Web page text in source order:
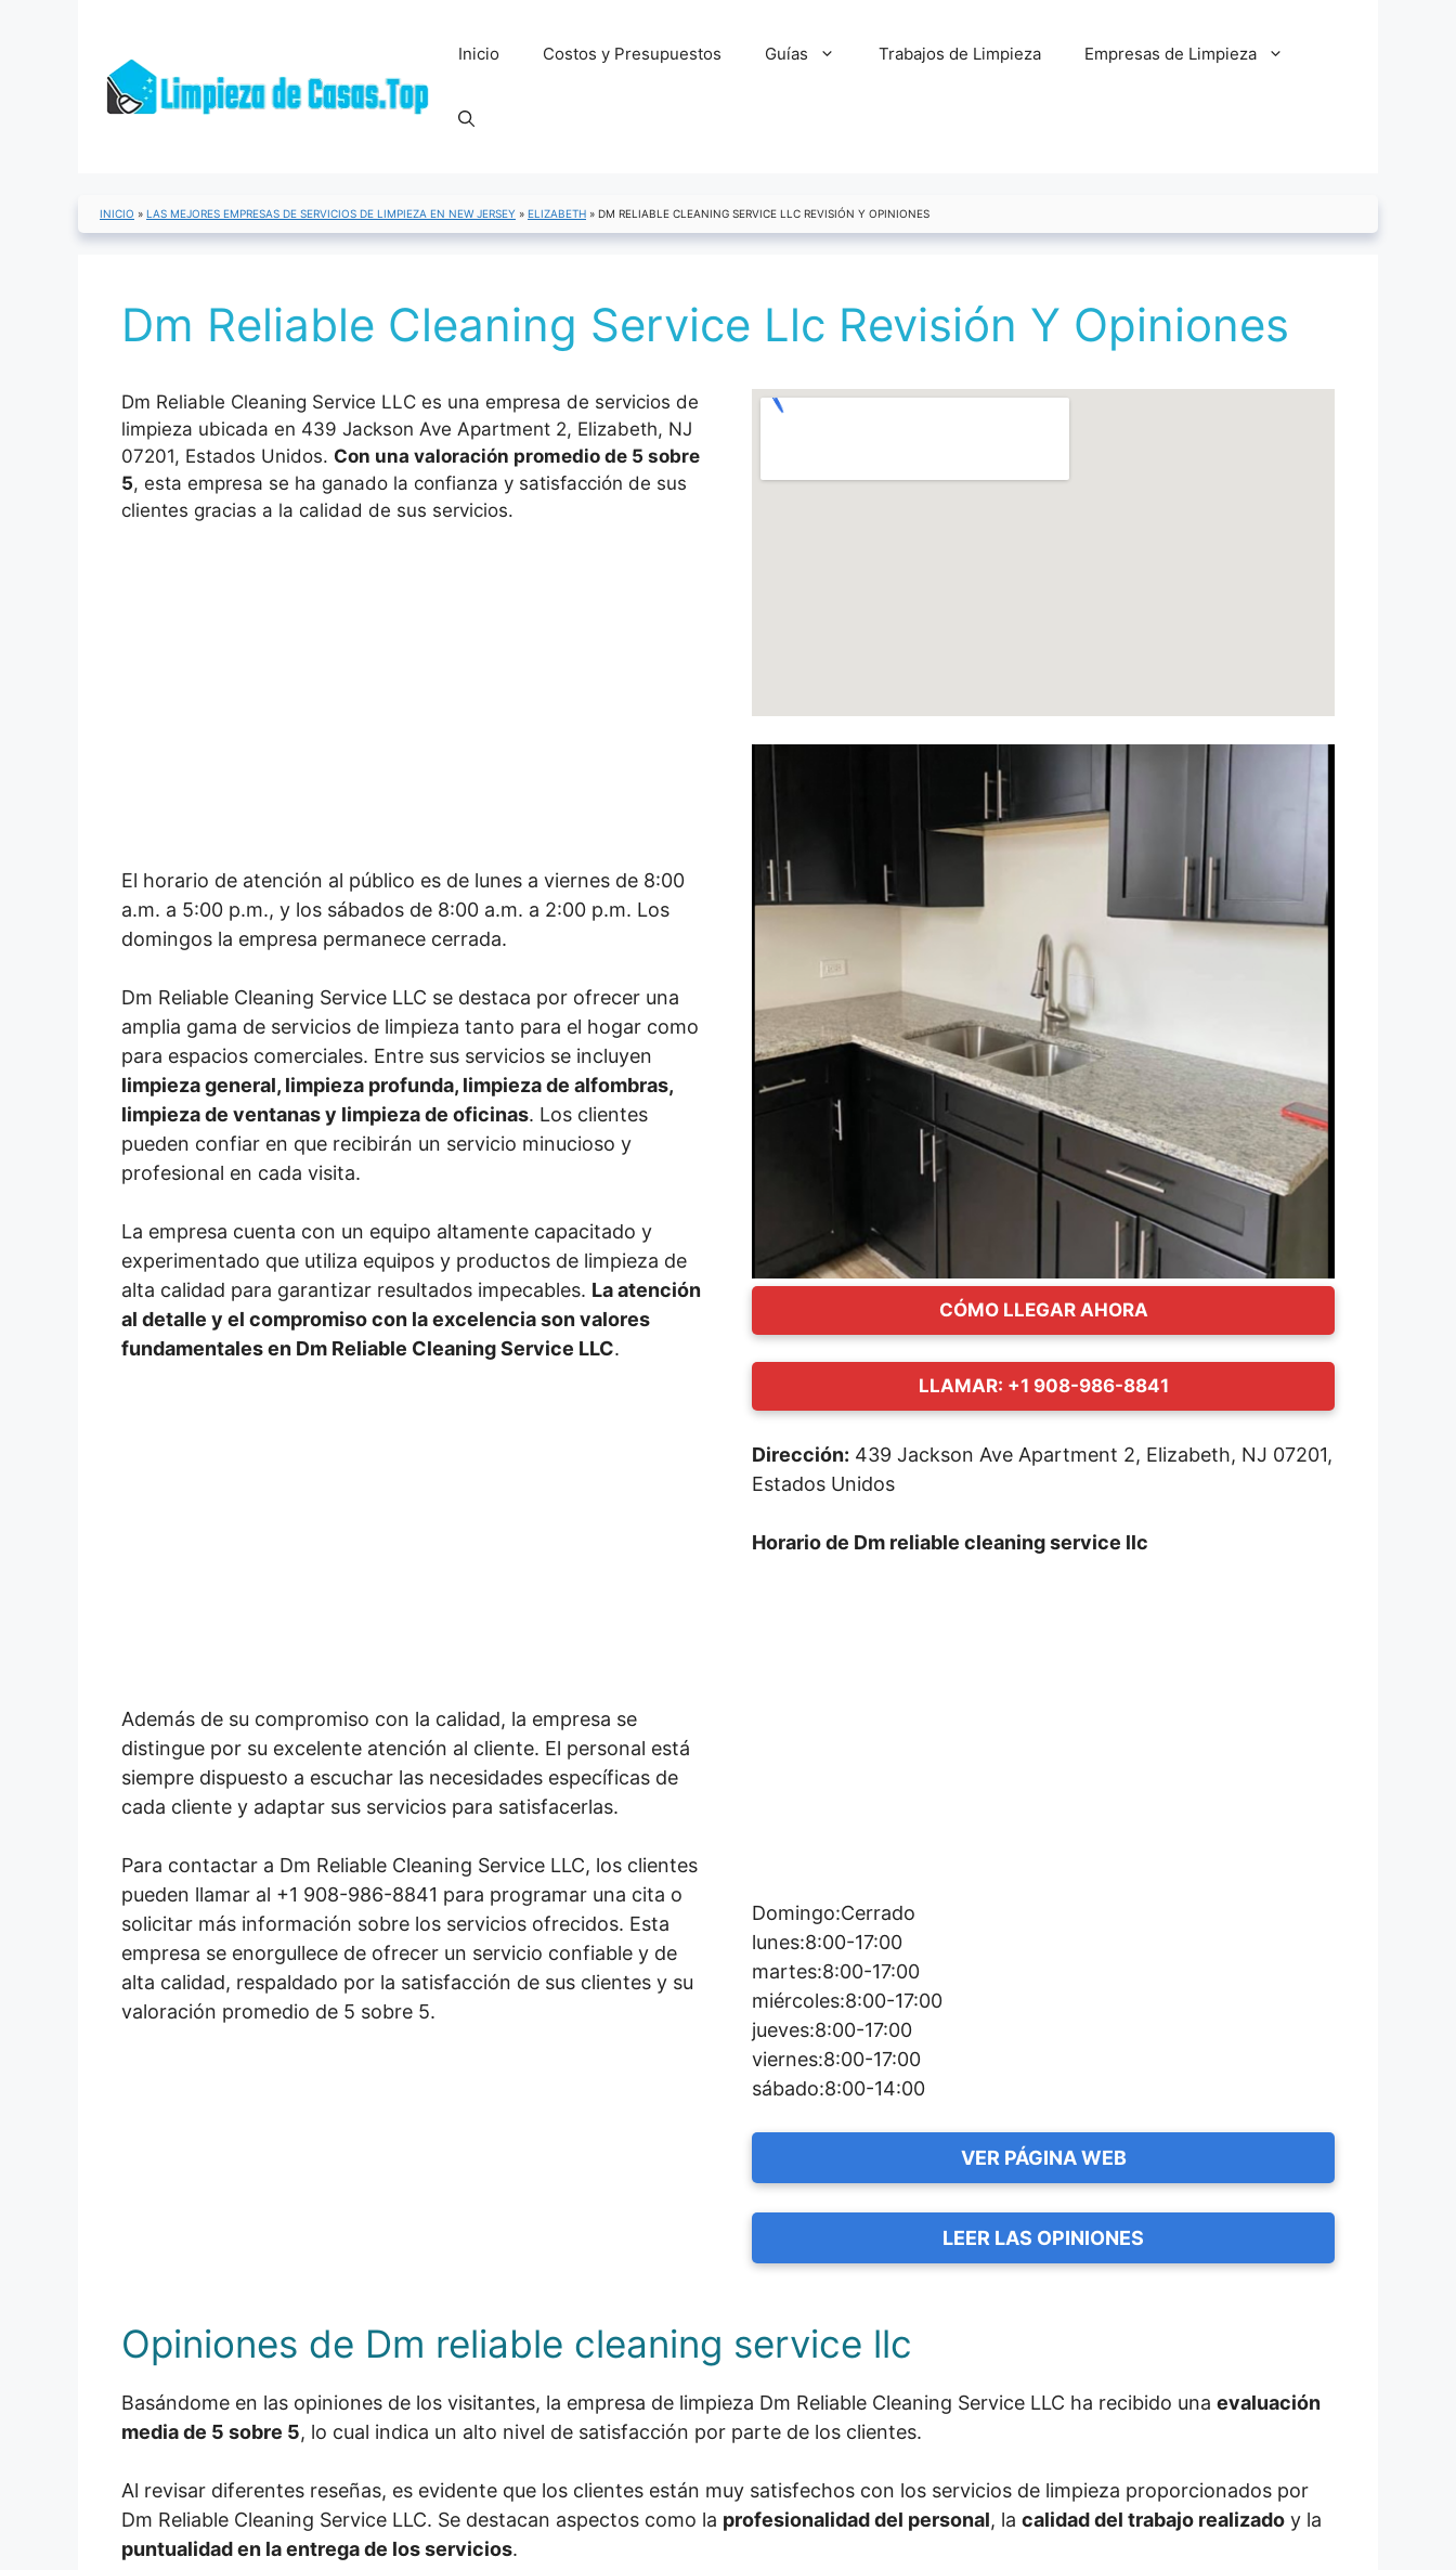
Inicio Costos y Presupuestos Guías Trabajos de Limpieza Empresas de Limpieza
INICIO » LAS MEJORES EMPRESAS DE SERVICIOS DE LIMPIEZA EN NEW JERSEY » ELIZABETH » DM RELIABLE CLEANING SERVICE LLC REVISIÓN Y OPINIONES
Dm Reliable Cleaning Service Llc Revisión Y Opiniones
Dm Reliable Cleaning Service LLC es una empresa de servicios de
limpieza ubicada en 439 Jackson Ave Apartment 2, Elizabeth, NJ
07201, Estados Unidos. Con una valoración promedio de 5 sobre
5, esta empresa se ha ganado la confianza y satisfacción de sus
clientes gracias a la calidad de sus servicios.
El horario de atención al público es de lunes a viernes de 8:00
a.m. a 5:00 p.m., y los sábados de 8:00 a.m. a 2:00 p.m. Los
domingos la empresa permanece cerrada.
Dm Reliable Cleaning Service LLC se destaca por ofrecer una
amplia gama de servicios de limpieza tanto para el hogar como
para espacios comerciales. Entre sus servicios se incluyen
limpieza general, limpieza profunda, limpieza de alfombras,
limpieza de ventanas y limpieza de oficinas. Los clientes
pueden confiar en que recibirán un servicio minucioso y
profesional en cada visita.
La empresa cuenta con un equipo altamente capacitado y
experimentado que utiliza equipos y productos de limpieza de
alta calidad para garantizar resultados impecables. La atención
al detalle y el compromiso con la excelencia son valores
fundamentales en Dm Reliable Cleaning Service LLC.
Además de su compromiso con la calidad, la empresa se
distingue por su excelente atención al cliente. El personal está
siempre dispuesto a escuchar las necesidades específicas de
cada cliente y adaptar sus servicios para satisfacerlas.
Para contactar a Dm Reliable Cleaning Service LLC, los clientes
pueden llamar al +1 908-986-8841 para programar una cita o
solicitar más información sobre los servicios ofrecidos. Esta
empresa se enorgullece de ofrecer un servicio confiable y de
alta calidad, respaldado por la satisfacción de sus clientes y su
valoración promedio de 5 sobre 5.
CÓMO LLEGAR AHORA
LLAMAR: +1 908-986-8841
Dirección: 439 Jackson Ave Apartment 2, Elizabeth, NJ 07201,
Estados Unidos
Horario de Dm reliable cleaning service llc
Domingo:Cerrado
lunes:8:00-17:00
martes:8:00-17:00
miércoles:8:00-17:00
jueves:8:00-17:00
viernes:8:00-17:00
sábado:8:00-14:00
VER PÁGINA WEB
LEER LAS OPINIONES
Opiniones de Dm reliable cleaning service llc
Basándome en las opiniones de los visitantes, la empresa de limpieza Dm Reliable Cleaning Service LLC ha recibido una evaluación
media de 5 sobre 5, lo cual indica un alto nivel de satisfacción por parte de los clientes.
Al revisar diferentes reseñas, es evidente que los clientes están muy satisfechos con los servicios de limpieza proporcionados por
Dm Reliable Cleaning Service LLC. Se destacan aspectos como la profesionalidad del personal, la calidad del trabajo realizado y la
puntualidad en la entrega de los servicios.